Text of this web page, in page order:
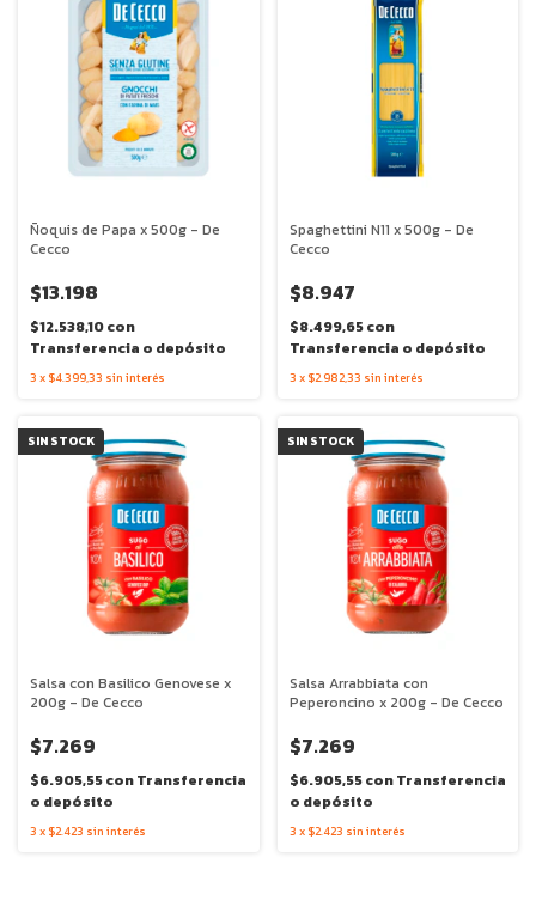
Ñoquis de Papa x 500g - De
Cecco
$13.198
$12.538,10con
Transferencia o depósito
3 x $4.399,33 sin interés
Spaghettini N11 x 500g - De
Cecco
$8.947
$8.499,65con
Transferencia o depósito
3 x $2.982,33 sin interés
SIN STOCK
Salsa con Basilico Genovese x
200g - De Cecco
$7.269
$6.905,55conTransferencia
o depósito
3 x $2.423 sin interés
SIN STOCK
Salsa Arrabbiata con
Peperoncino x 200g - De Cecco
$7.269
$6.905,55conTransferencia
o depósito
3 x $2.423 sin interés